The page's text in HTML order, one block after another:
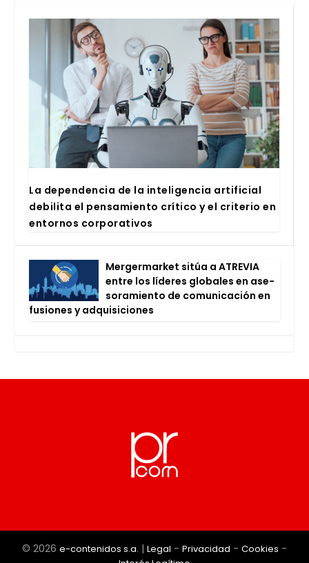
La depen­den­cia de la inte­li­gen­cia arti­fi­cial
debi­li­ta el pen­sa­mien­to crí­ti­co y el cri­te­rio en
entor­nos cor­po­ra­ti­vos
Mer­ger­mar­ket sitúa a ATRE­VIA
entre los líde­res glo­ba­les en ase­
so­ra­mien­to de comu­ni­ca­ción en
fusio­nes y adqui­si­cio­nes
© 2026 e-contenidos s.a. | Legal - Privacidad - Cookies -